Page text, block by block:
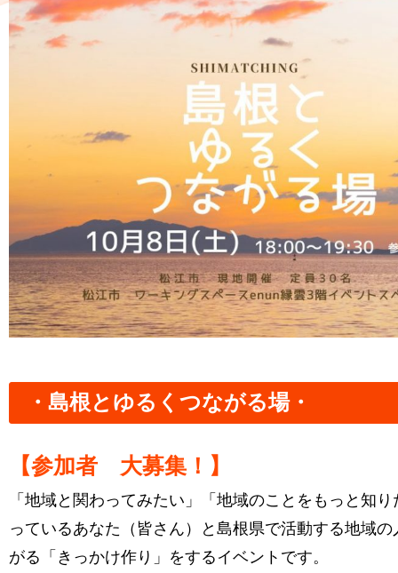
・島根とゆるくつながる場・
【参加者 大募集！】
「地域と関わってみたい」「地域のことをもっと知
っているあなた（皆さん）と島根県で活動する地域の
がる「きっかけ作り」をするイベントです。